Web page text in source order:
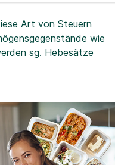
Art von Steuern
wie
sg. Hebesätze